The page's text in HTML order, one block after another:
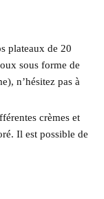
plateaux de 20
sous forme de
n’hésitez pas à
crèmes et
Il est possible de